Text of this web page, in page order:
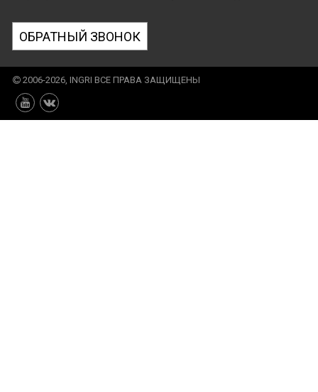
ОБРАТНЫЙ ЗВОНОК
2006-2026, INGRI ВСЕ ПРАВА ЗАЩИЩЕНЫ